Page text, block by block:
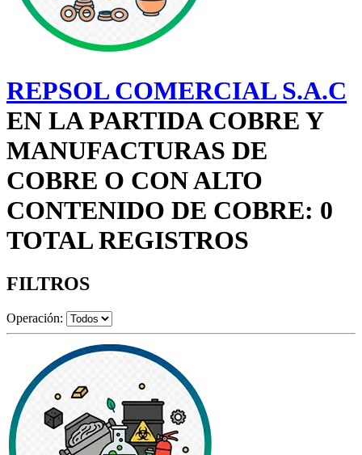
REPSOL COMERCIAL S.A.C
EN LA PARTIDA COBRE Y
MANUFACTURAS DE
COBRE O CON ALTO
CONTENIDO DE COBRE: 0
TOTAL REGISTROS
FILTROS
Operación: